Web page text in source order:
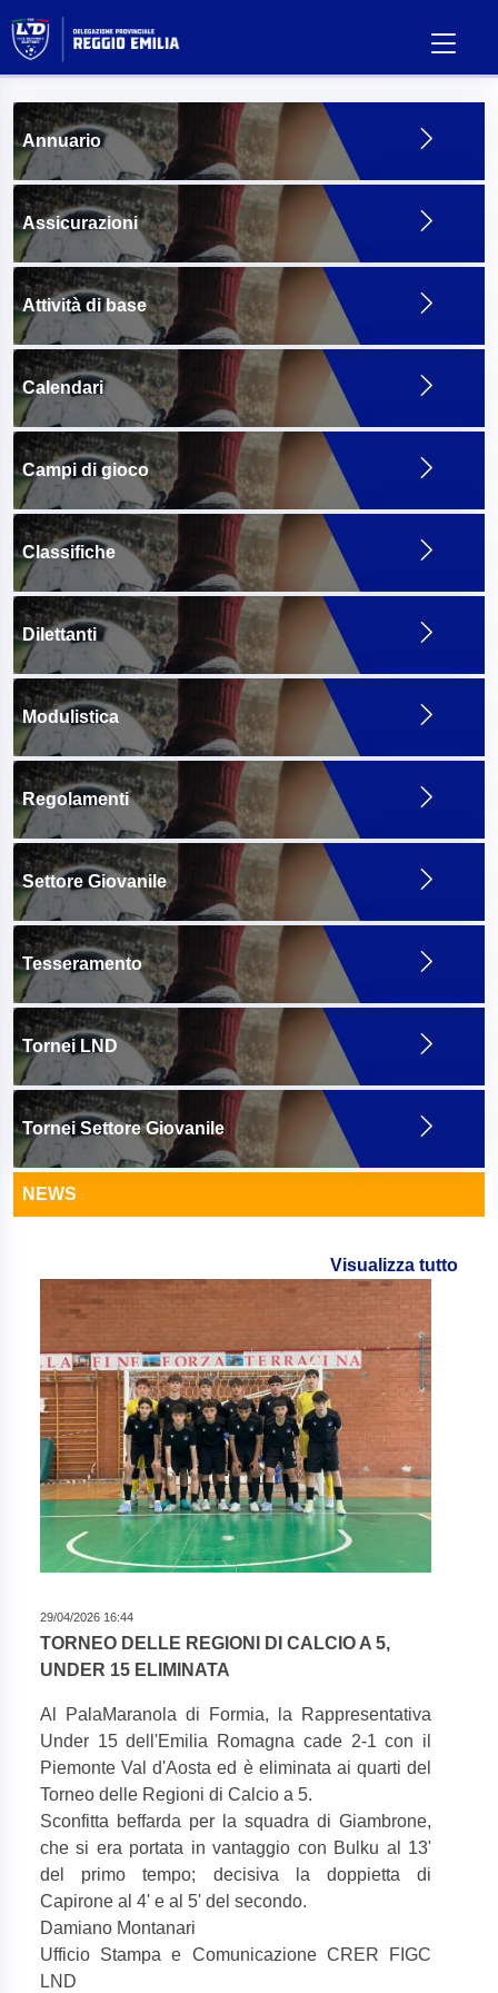
Annuario
Assicurazioni
Attività di base
Calendari
Campi di gioco
Classifiche
Dilettanti
Modulistica
Regolamenti
Settore Giovanile
Tesseramento
Tornei LND
Tornei Settore Giovanile
NEWS
Visualizza tutto
29/04/2026 16:44
TORNEO DELLE REGIONI DI CALCIO A 5,
UNDER 15 ELIMINATA
Al PalaMaranola di Formia, la Rappresentativa
Under 15 dell'Emilia Romagna cade 2-1 con il
Piemonte Val d'Aosta ed è eliminata ai quarti del
Torneo delle Regioni di Calcio a 5.
Sconfitta beffarda per la squadra di Giambrone,
che si era portata in vantaggio con Bulku al 13'
del primo tempo; decisiva la doppietta di
Capirone al 4' e al 5' del secondo.
Damiano Montanari
Ufficio Stampa e Comunicazione CRER FIGC
LND